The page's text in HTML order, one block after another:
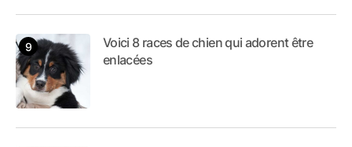
Voici 8 races de chien qui adorent être
enlacées